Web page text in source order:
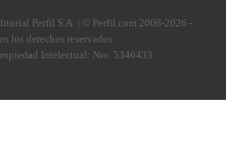
Perfil S.A. | © Perfil.com 2006-2026 -
los derechos reservados
Intelectual: Nro. 5346433